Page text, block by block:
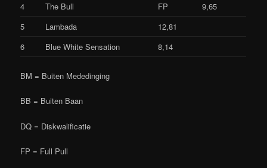
4
The Bull FP
9,65
5
Lambada
12,81
6
Blue White Sensation 8,14
BM = Buiten Mededinging
BB = Buiten Baan
DQ = Diskwalificatie
FP = Full Pull